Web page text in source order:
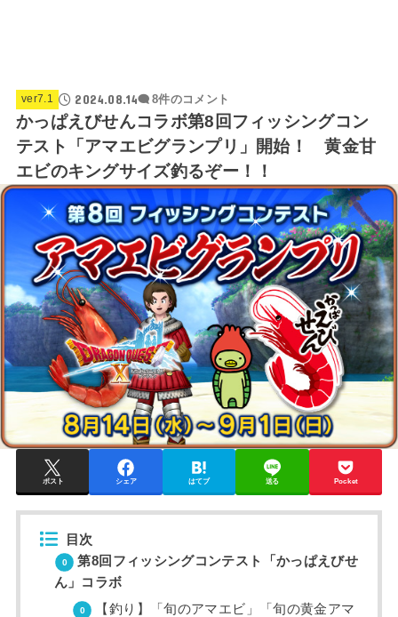
ver7.1 2024.08.14 8件のコメント
かっぱえびせんコラボ第8回フィッシングコン
テスト「アマエビグランプリ」開始！ 黄金甘
エビのキングサイズ釣るぞー！！
ポスト シェア はてブ 送る Pocket
目次
第8回フィッシングコンテスト「かっぱえびせ
ん」コラボ
【釣り】「旬のアマエビ」「旬の黄金アマ